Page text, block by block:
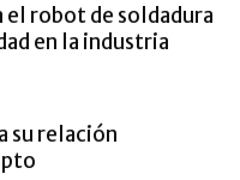
robot de soldadura
en la industria
su relación